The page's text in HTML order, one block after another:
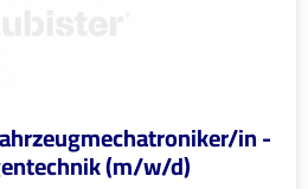
in -
(m/w/d)